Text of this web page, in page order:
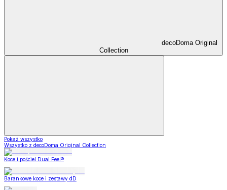
decoDoma Original
Collection
Pokaż wszystko
Wszystko z decoDoma Original Collection
Koce i pościel Dual Feel®
Barankowe koce i zestawy dD